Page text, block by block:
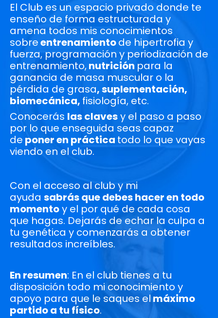
El Club es un espacio privado donde te
enseño de forma estructurada y
amena todos mis conocimientos
sobreentrenamientode hipertrofia y
fuerza, programación y periodización del
entrenamiento,nutrición para la
ganancia de masa muscular o la
pérdida de grasa, suplementación,
biomecánica, fisiología, etc.
Conocerás las clavesy el paso a paso
por lo que enseguida seas capaz
de poner en práctica todo lo que vayas
viendo en el club.
Con el acceso al club y mi
ayuda sabrás que debes hacer en todo
momentoy el por qué de cada cosa
que hagas. Dejarás de echar la culpa a
tu genética y comenzarás a obtener
resultados increíbles.
En resumen: En el club tienes a tu
disposición todo mi conocimiento y
apoyo para que le saques elmáximo
partido a tu físico.